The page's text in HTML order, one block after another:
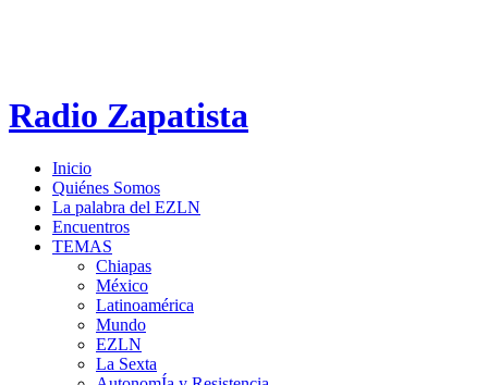
Radio Zapatista
Inicio
Quiénes Somos
La palabra del EZLN
Encuentros
TEMAS
Chiapas
México
Latinoamérica
Mundo
EZLN
La Sexta